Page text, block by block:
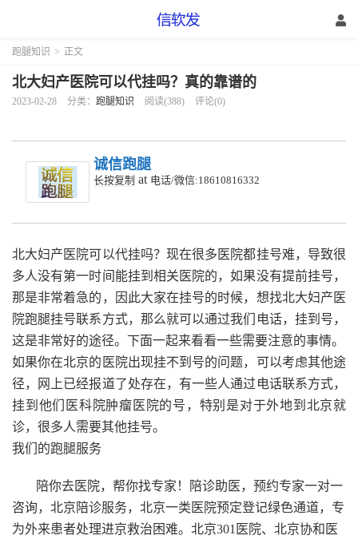
跑腿知识 > 正文
北大妇产医院可以代挂吗？真的靠谱的
2023-02-28 分类： 跑腿知识 阅读(388) 评论(0)
诚信跑腿
长按复制 at 电话/微信:18610816332
北大妇产医院可以代挂吗？现在很多医院都挂号难，导致很
多人没有第一时间能挂到相关医院的，如果没有提前挂号，
那是非常着急的，因此大家在挂号的时候，想找北大妇产医
院跑腿挂号联系方式，那么就可以通过我们电话，挂到号，
这是非常好的途径。下面一起来看看一些需要注意的事情。
如果你在北京的医院出现挂不到号的问题，可以考虑其他途
径，网上已经报道了处存在，有一些人通过电话联系方式，
挂到他们医科院肿瘤医院的号，特别是对于外地到北京就
诊，很多人需要其他挂号。
我们的跑腿服务
陪你去医院，帮你找专家！陪诊助医，预约专家一对一
咨询，北京陪诊服务，北京一类医院预定登记绿色通道，专
为外来患者处理进京救治困难。北京301医院、北京协和医